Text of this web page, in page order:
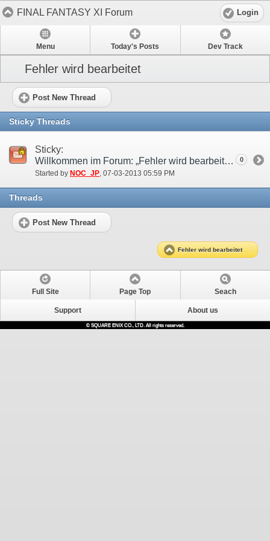
FINAL FANTASY XI Forum Login
Menu Today's Posts Dev Track
Fehler wird bearbeitet
Post New Thread
Sticky Threads
Sticky:
Willkommen im Forum: „Fehler wird bearbeitet“!
Started by NOC_JP‎, 07-03-2013 05:59 PM
0
Threads
Post New Thread
Fehler wird bearbeitet
Full Site Page Top Seach
Support About us
© SQUARE ENIX CO., LTD. All rights reserved.